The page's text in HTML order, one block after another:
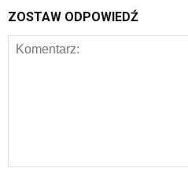
ZOSTAW ODPOWIEDŹ